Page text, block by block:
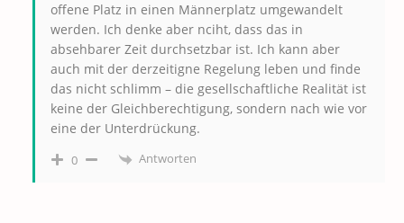
offene Platz in einen Männerplatz umgewandelt
werden. Ich denke aber nciht, dass das in
absehbarer Zeit durchsetzbar ist. Ich kann aber
auch mit der derzeitigne Regelung leben und finde
das nicht schlimm – die gesellschaftliche Realität ist
keine der Gleichberechtigung, sondern nach wie vor
eine der Unterdrückung.
0 Antworten